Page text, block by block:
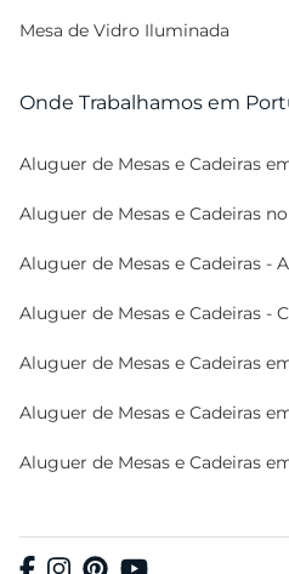
Mesa de Vidro Iluminada
Onde Trabalhamos em
Aluguer de Mesas e Cadeiras
Aluguer de Mesas e Cadeiras
Aluguer de Mesas e Cadeiras -
Aluguer de Mesas e Cadeiras -
Aluguer de Mesas e Cadeiras
Aluguer de Mesas e Cadeiras
Aluguer de Mesas e Cadeiras